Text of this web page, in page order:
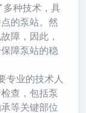
多种技术，具
的泵站。然
障，因此，
障泵站的稳
专业的技术人
查，包括泵
等关键部位